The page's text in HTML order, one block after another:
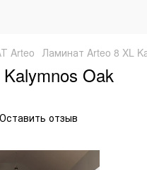
Arteo Ламинат Arteo 8 XL
Oak
Оставить отзыв